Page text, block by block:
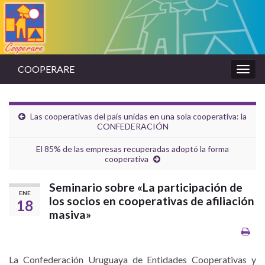
la
COOPERARE
Las cooperativas del país unidas en una sola cooperativa: la
CONFEDERACIÓN
El 85% de las empresas recuperadas adoptó la forma
cooperativa
ENE
18
Seminario sobre «La participación de
los socios en cooperativas de afiliación
masiva»
La Confederación Uruguaya de Entidades Cooperativas y